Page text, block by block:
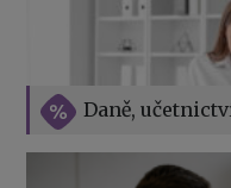
Daně,
Vše o překážkách v